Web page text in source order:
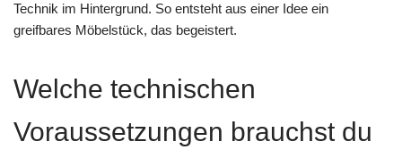
Technik im Hintergrund. So entsteht aus einer Idee ein
greifbares Möbelstück, das begeistert.
Welche technischen
Voraussetzungen brauchst du